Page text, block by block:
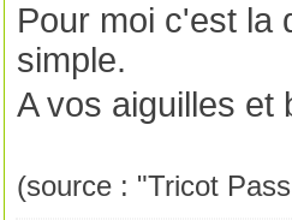
Pour moi c'est la
simple.
A vos aiguilles et
(source : "Tricot